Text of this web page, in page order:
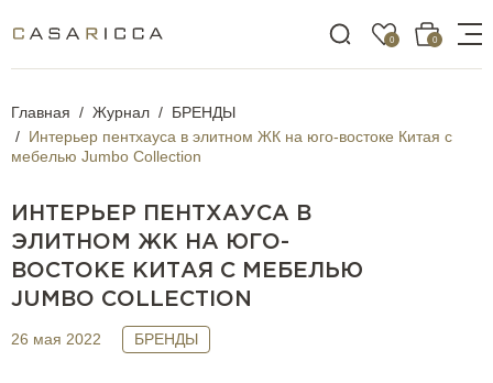
0 0
Главная Журнал
БРЕНДЫ
Интерьер пентхауса в элитном ЖК на юго-востоке Китая с
мебелью Jumbo Collection
ИНТЕРЬЕР ПЕНТХАУСА В
ЭЛИТНОМ ЖК НА ЮГО-
ВОСТОКЕ КИТАЯ С МЕБЕЛЬЮ
JUMBO COLLECTION
26 мая 2022 БРЕНДЫ